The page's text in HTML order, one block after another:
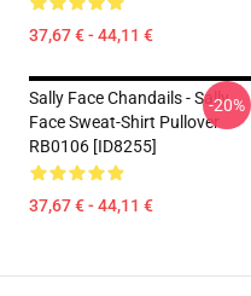
37,67 € - 44,11 €
Sally Face Chandails - Sally
Face Sweat-Shirt Pullover
RB0106 [ID8255]
37,67 € - 44,11 €
-20%